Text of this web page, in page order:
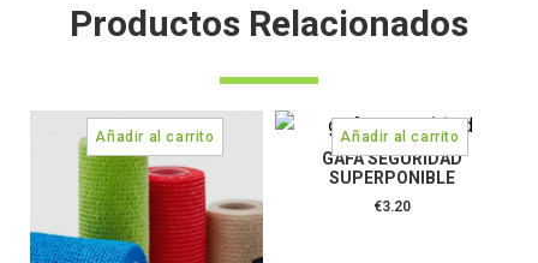
Productos Relacionados
GAFA SEGURIDAD
SUPERPONIBLE
€3.20